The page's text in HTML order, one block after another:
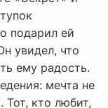
подарил ей
увидел, что
ему радость.
мечта не
Тот, кто любит,